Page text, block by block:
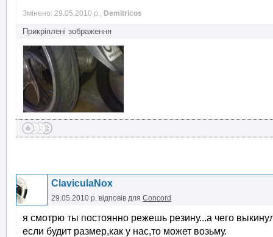
Змінено: 29.05.2010 р., Demitricos
Прикріплені зображення
ClaviculaNox
29.05.2010 р. відповів для Concord
я смотрю ты постоянно режешь резину...а чего
если будит размер,как у нас,то может возьму.